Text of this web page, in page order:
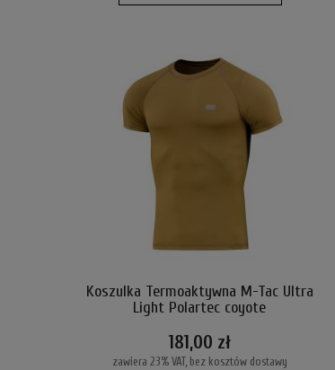
Koszulka Termoaktywna M-Tac Ultra
Light Polartec coyote
181,00 zł
zawiera 23% VAT, bez kosztów dostawy